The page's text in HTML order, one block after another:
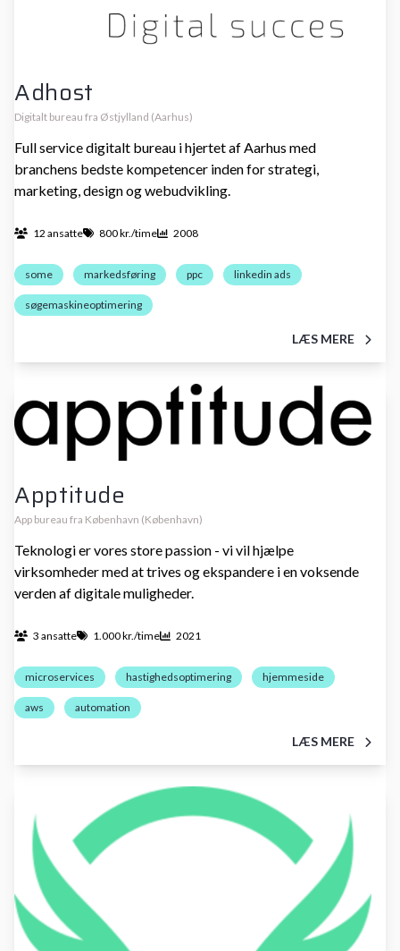
Adhost
Digitalt bureau fra Østjylland (Aarhus)
Full service digitalt bureau i hjertet af Aarhus med
branchens bedste kompetencer inden for strategi,
marketing, design og webudvikling.
12 ansatte 800 kr./time 2008
some markedsføring ppc linkedin ads
søgemaskineoptimering
LÆS MERE
Apptitude
App bureau fra København (København)
Teknologi er vores store passion - vi vil hjælpe
virksomheder med at trives og ekspandere i en voksende
verden af digitale muligheder.
3 ansatte 1.000 kr./time 2021
microservices hastighedsoptimering hjemmeside
aws automation
LÆS MERE